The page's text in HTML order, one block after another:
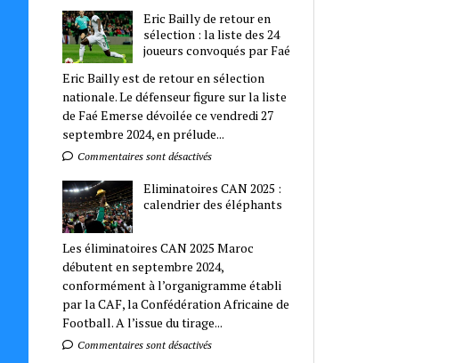
Eric Bailly de retour en
sélection : la liste des 24
joueurs convoqués par Faé
Eric Bailly est de retour en sélection
nationale. Le défenseur figure sur la liste
de Faé Emerse dévoilée ce vendredi 27
septembre 2024, en prélude...
Commentaires sont désactivés
Eliminatoires CAN 2025 :
calendrier des éléphants
Les éliminatoires CAN 2025 Maroc
débutent en septembre 2024,
conformément à l’organigramme établi
par la CAF, la Confédération Africaine de
Football. A l’issue du tirage...
Commentaires sont désactivés